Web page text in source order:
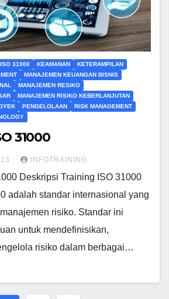
ISO 31000 KEAMANAN
KETERAMPILAN
MANAJEMEN KEUANGAN BISNIS
MANAJEMEN RESIKO
MANAJEMEN RISIKO KEBERLANJUTAN
PENGELOLAAN
RISK MANAGEMENT
31000
INFOTRAINING
Deskripsi Training ISO 31000
adalah standar internasional yang
risiko. Standar ini
untuk mendefinisikan,
risiko dalam berbagai…